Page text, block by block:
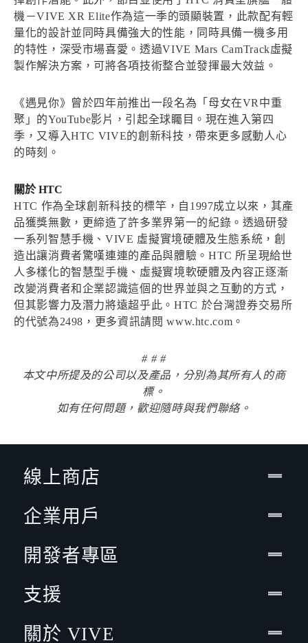
機－VIVE XR Elite作為這一季的頭顯裝置，此款配有輕
量化的設計並同時具備強大的性能，同時具備一機多用
的特性，深受市場喜愛。透過VIVE Mars CamTrack虛擬
製作解決方案，可將各項技術整合並發揮最大效益。
《遇見你》曾於四年前推出一段名為「母女在VR中重
聚」的YouTube影片，引起全球矚目。現在進入第四
季，又導入HTC VIVE的創新科技，帶來更多感動人心
的時刻。
關於 HTC
HTC 作為全球創新科技的標竿，自1997成立以來，其產
品獲獎無數，更締造了許多業界第一的紀錄。透過研發
一系列智慧手機、VIVE 虛擬實境硬體及生態系統，創
造出讓消費者驚嘆連連的產品與體驗。HTC 所呈現給世
人多樣化的智慧型手機、虛擬實境軟硬體及內容正逐漸
改變消費者和企業認識這個的世界並與之互動的方式，
但其影響力及潛力將遠超乎此。HTC 於台灣證券交易所
的代號為2498，更多資訊請閱 www.htc.com。
# # #
本文中所提及的公司以及產品，分別為其所有人的商
標。
如有任何問題，歡迎隨時與我們聯絡。
線上商店
企業用戶
開發者專區
支援
關於 VIVE